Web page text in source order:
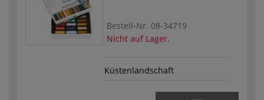
Bestell-Nr. 08-34719
Nicht auf Lager.
Küstenlandschaft